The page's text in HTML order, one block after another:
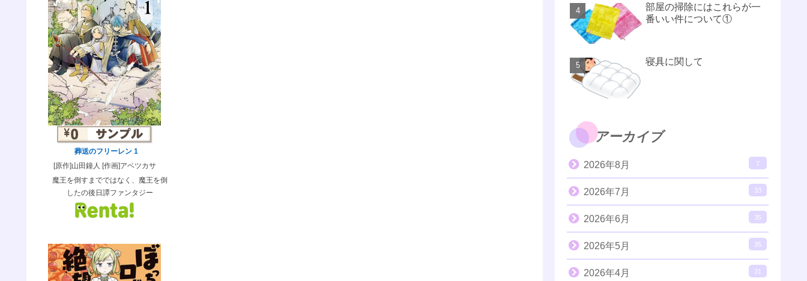
葬送のフリーレン 1
[原作]山田鐘人 [作画]アベツカサ
魔王を倒すまでではなく、魔王を倒
したの後日譚ファンタジー
部屋の掃除にはこれらが一
番いい件について①
寝具に関して
アーカイブ
2026年8月 7
2026年7月 33
2026年6月 35
2026年5月 35
2026年4月 31